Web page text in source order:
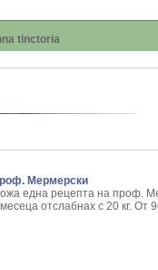
tinctoria
Archangelica L.
- Callisia Fragans
Мермерски
една рецепта на проф.
отслабнах с 20 кг. От